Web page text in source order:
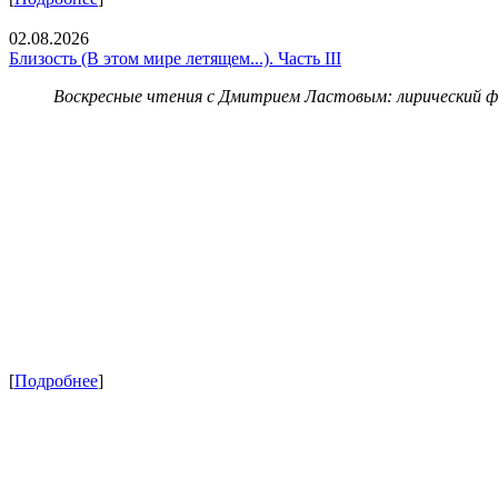
02.08.2026
Близость (В этом мире летящем...). Часть III
Воскресные чтения с Дмитрием Ластовым: лирический
[Подробнее]